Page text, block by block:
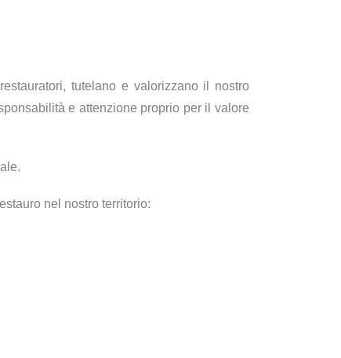
tutelano e valorizzano il nostro
e attenzione proprio per il valore
nel nostro territorio: